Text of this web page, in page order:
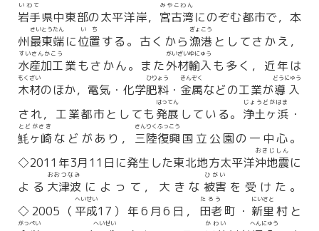
岩手
いわて
県中東部の太平洋岸， 宮古湾
みやこわん
にのぞむ都市で，本
州最東端
さいとうたん
に位置
いち
する。古くから漁港
ぎょこう
としてさかえ，
水産加工
すいさんかこう
業もさかん。また外材輸入
がいざいゆにゅう
も多く，近年は
木材
もくざい
のほか，電気・化学肥料
ひりょう
・ 金属
きんぞく
などの工業が導入
どうにゅう
され，工業都市としても発展
はってん
している。 浄土ヶ浜
じょうどがはま
・
魹ヶ崎
とどがさき
などがあり， 三陸復興
さんりくふっこう
国立公園の一中心。
◇2011年3月11日に発生した東北地方太平洋沖地震
おきじしん
に
よる 大津波
おおつなみ
によって，大きな 被害
ひがい
を受けた。
◇2005（ 平成
へいせい
17）年6月6日， 田老
たろう
町・ 新里
にいさと
村と
がっぺい へいせい かわい へんにゅう